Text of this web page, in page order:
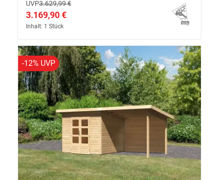
UVP3.629,99 €
3.169,90 €
Inhalt: 1 Stück
-12% UVP